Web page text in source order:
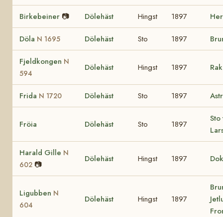
Birkebeiner 📷 Dölehäst Hingst 1897
Döla N 1695 Dölehäst Sto 1897
Fjeldkongen N
594
Dölehäst Hingst 1897
Frida N 1720 Dölehäst Sto 1897
Fröia Dölehäst Sto 1897
Harald Gille N
602 📷
Dölehäst Hingst 1897
Ligubben N
604
Dölehäst Hingst 1897